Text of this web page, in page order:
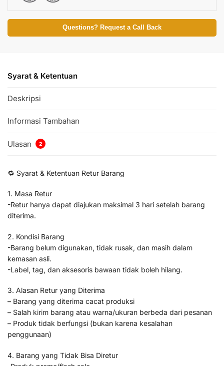
Questions? Request a Call Back
Syarat & Ketentuan
Deskripsi
Informasi Tambahan
Ulasan 2
🔁 Syarat & Ketentuan Retur Barang
1. Masa Retur
-Retur hanya dapat diajukan maksimal 3 hari setelah barang
diterima.
2. Kondisi Barang
-Barang belum digunakan, tidak rusak, dan masih dalam
kemasan asli.
-Label, tag, dan aksesoris bawaan tidak boleh hilang.
3. Alasan Retur yang Diterima
– Barang yang diterima cacat produksi
– Salah kirim barang atau warna/ukuran berbeda dari pesanan
– Produk tidak berfungsi (bukan karena kesalahan
penggunaan)
4. Barang yang Tidak Bisa Diretur